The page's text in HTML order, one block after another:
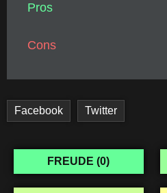
Pros
Cons
Facebook Twitter
FREUDE (0)